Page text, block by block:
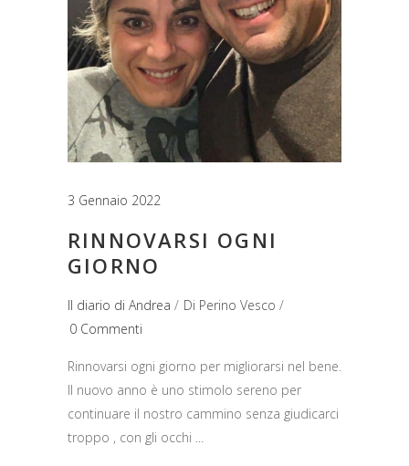
3 Gennaio 2022
RINNOVARSI OGNI
GIORNO
Il diario di Andrea Di Perino Vesco
0 Commenti
Rinnovarsi ogni giorno per migliorarsi nel bene.
Il nuovo anno è uno stimolo sereno per
continuare il nostro cammino senza giudicarci
troppo , con gli occhi